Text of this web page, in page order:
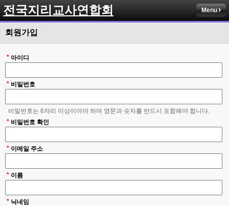
전국지리교사연합회 Menu
회원가입
아이디
*
비밀번호
*
비밀번호는 6자리 이상이어야 하며 영문과 숫자를 반드시 포함해야 합니다.
비밀번호 확인
*
* 이메일 주소
* 이름
* 닉네임